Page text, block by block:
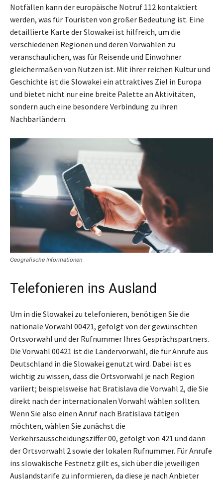
Notfällen kann der europäische Notruf 112 kontaktiert
werden, was für Touristen von großer Bedeutung ist. Eine
detaillierte Karte der Slowakei ist hilfreich, um die
verschiedenen Regionen und deren Vorwahlen zu
veranschaulichen, was für Reisende und Einwohner
gleichermaßen von Nutzen ist. Mit ihrer reichen Kultur und
Geschichte ist die Slowakei ein attraktives Ziel in Europa
und bietet nicht nur eine breite Palette an Aktivitäten,
sondern auch eine besondere Verbindung zu ihren
Nachbarländern.
Geografische Informationen
Telefonieren ins Ausland
Um in die Slowakei zu telefonieren, benötigen Sie die
nationale Vorwahl 00421, gefolgt von der gewünschten
Ortsvorwahl und der Rufnummer Ihres Gesprächspartners.
Die Vorwahl 00421 ist die Ländervorwahl, die für Anrufe aus
Deutschland in die Slowakei genutzt wird. Dabei ist es
wichtig zu wissen, dass die Ortsvorwahl je nach Region
variiert; beispielsweise hat Bratislava die Vorwahl 2, die Sie
direkt nach der internationalen Vorwahl wählen sollten.
Wenn Sie also einen Anruf nach Bratislava tätigen
möchten, wählen Sie zunächst die
Verkehrsausscheidungsziffer 00, gefolgt von 421 und dann
der Ortsvorwahl 2 sowie der lokalen Rufnummer. Für Anrufe
ins slowakische Festnetz gilt es, sich über die jeweiligen
Auslandstarife zu informieren, da diese je nach Anbieter